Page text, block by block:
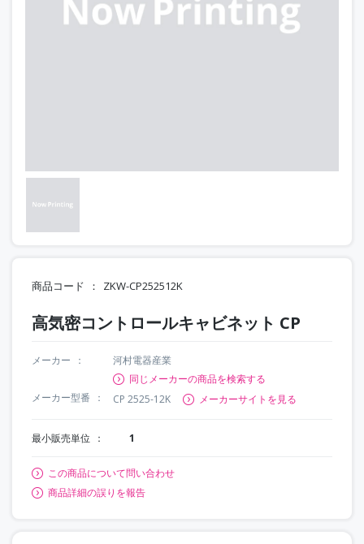
商品コード ZKW-CP252512K
高気密コントロールキャビネット CP
メーカー
河村電器産業
同じメーカーの商品を検索する
メーカー型番
CP 2525-12K メーカーサイトを見る
最小販売単位 1
この商品について問い合わせ
商品詳細の誤りを報告